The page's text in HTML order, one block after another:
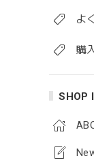
よ
購
SHOP